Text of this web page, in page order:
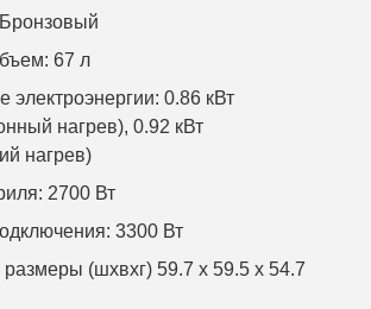
67 л
электроэнергии: 0.86 кВт
нагрев), 0.92 кВт
нагрев)
2700 Вт
3300 Вт
(шхвхг) 59.7 x 59.5 x 54.7